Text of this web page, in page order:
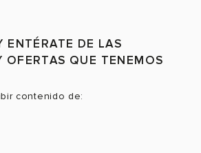
ENTÉRATE DE LAS
OFERTAS QUE TENEMOS
contenido de: